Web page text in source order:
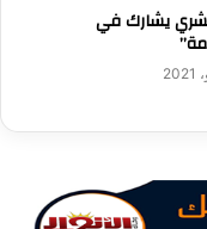
يشارك في